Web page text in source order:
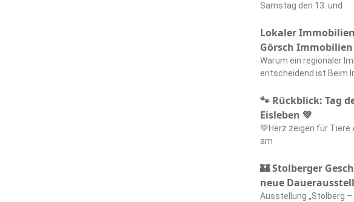
Samstag den 13. und
Lokaler
Görsch
Warum ein regionaler
entscheidend ist Beim
🐾 Rückblick: Tag
Eisleben 💚
💚Herz zeigen für Tiere
am
🏰 Stolberger
neue
Ausstellung „Stolberg